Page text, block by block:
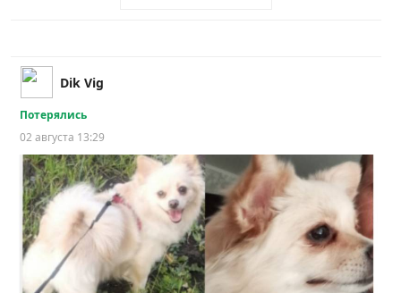
Dik Vig
Потерялись
02 августа 13:29